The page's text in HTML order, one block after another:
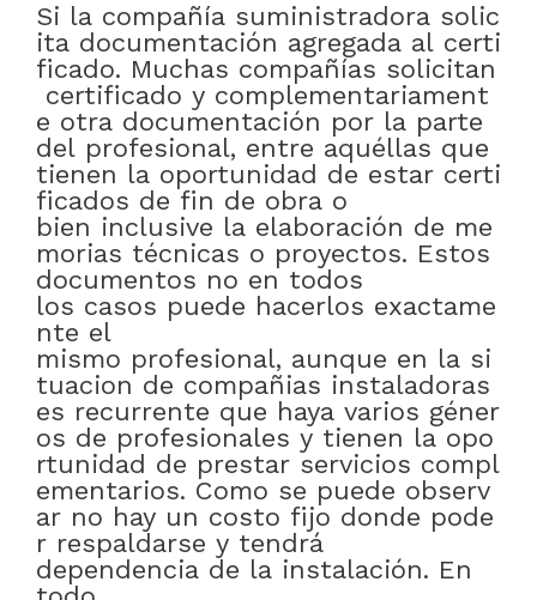
Si la compañía suministradora solic
ita documentación agregada al certi
ficado. Muchas compañías solicitan
certificado y complementariament
e otra documentación por la parte
del profesional, entre aquéllas que
tienen la oportunidad de estar certi
ficados de fin de obra o
bien inclusive la elaboración de me
morias técnicas o proyectos. Estos
documentos no en todos
los casos puede hacerlos exactame
nte el
mismo profesional, aunque en la si
tuacion de compañias instaladoras
es recurrente que haya varios géner
os de profesionales y tienen la opo
rtunidad de prestar servicios compl
ementarios. Como se puede observ
ar no hay un costo fijo donde pode
r respaldarse y tendrá
dependencia de la instalación. En